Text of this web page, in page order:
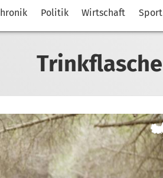
Politik Wirtschaft Sport
Trinkflasche